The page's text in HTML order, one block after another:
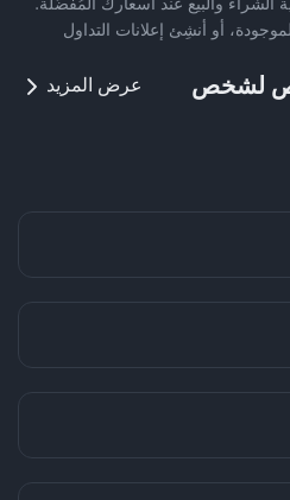
أو أنشِئ إعلانات التداول
لشخص عرض المزيد